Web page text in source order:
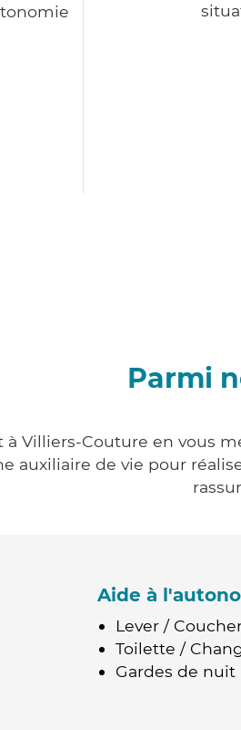
Parmi
à Villiers-Couture en vous
auxiliaire de vie pour
Aide à
Lever /
Toilette /
Gardes de nuit